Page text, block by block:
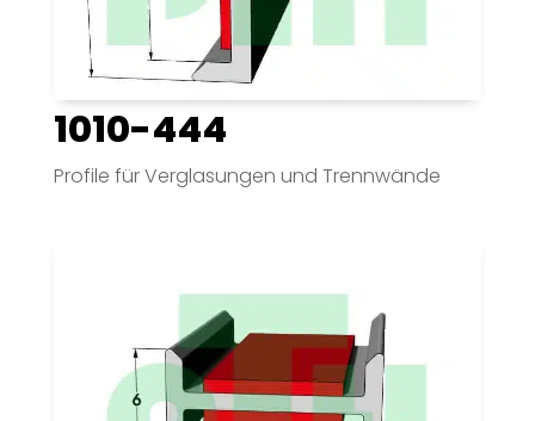
1010-444
Profile für Verglasungen und Trennwände